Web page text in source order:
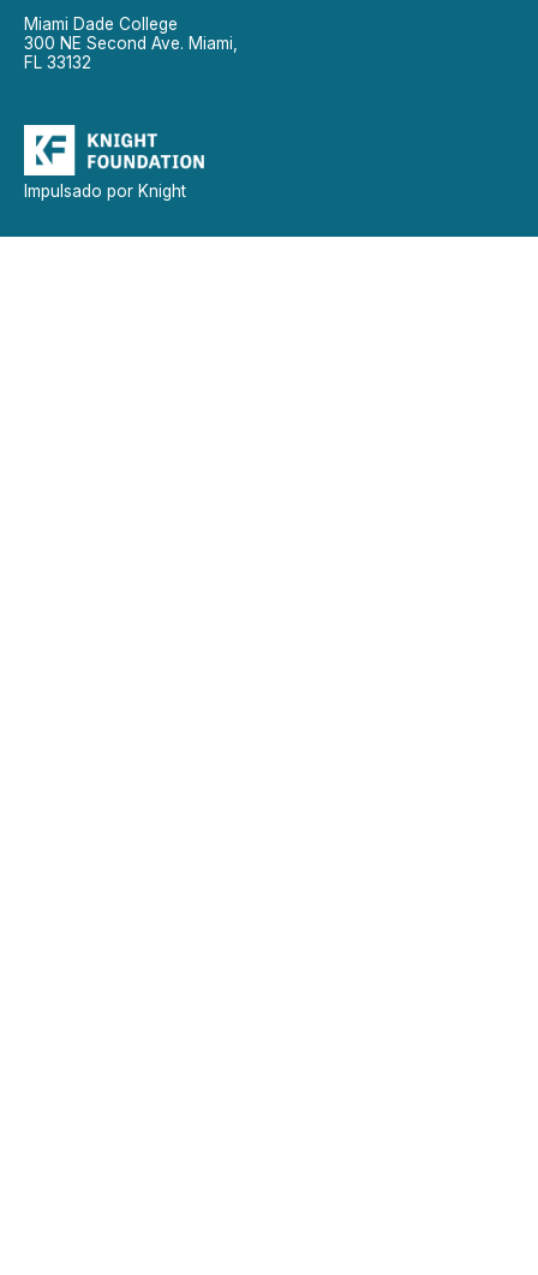
Miami Dade College
300 NE Second Ave. Miami,
FL 33132
Impulsado por Knight